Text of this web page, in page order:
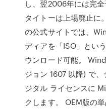
し、翌2006年には完全
タイトーは上場廃止
の公式サイトでは、
ディアを「ISO」とい
ウンロード可能。
ジョン 1607 以降) で
ジタル ライセンスに
クします。 OEM版の